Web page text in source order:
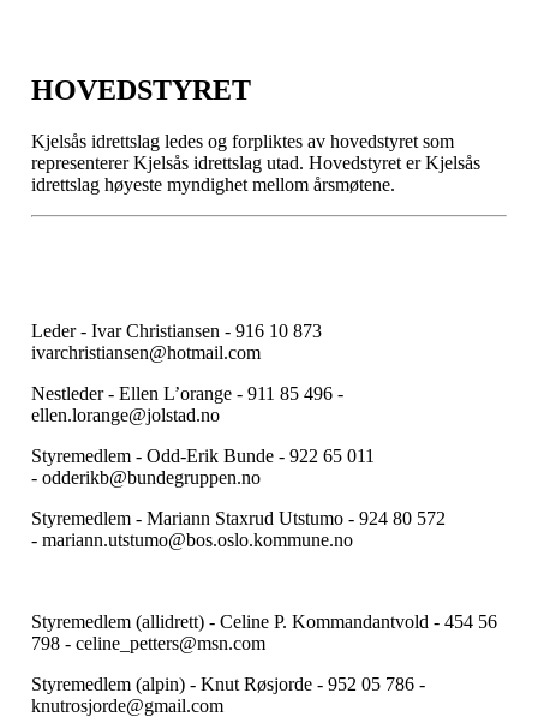
HOVEDSTYRET
Kjelsås idrettslag ledes og forpliktes av hovedstyret som
representerer Kjelsås idrettslag utad. Hovedstyret er Kjelsås
idrettslag høyeste myndighet mellom årsmøtene.
Leder - Ivar Christiansen - 916 10 873
ivarchristiansen@hotmail.com
Nestleder - Ellen L’orange - 911 85 496 -
ellen.lorange@jolstad.no
Styremedlem - Odd-Erik Bunde - 922 65 011
- odderikb@bundegruppen.no
Styremedlem - Mariann Staxrud Utstumo - 924 80 572
- mariann.utstumo@bos.oslo.kommune.no
Styremedlem (allidrett) - Celine P. Kommandantvold - 454 56
798 - celine_petters@msn.com
Styremedlem (alpin) - Knut Røsjorde - 952 05 786 -
knutrosjorde@gmail.com